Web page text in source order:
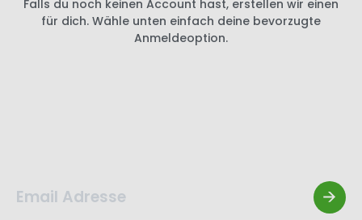
Falls du noch keinen Account hast, erstellen wir einen
für dich. Wähle unten einfach deine bevorzugte
Anmeldeoption.